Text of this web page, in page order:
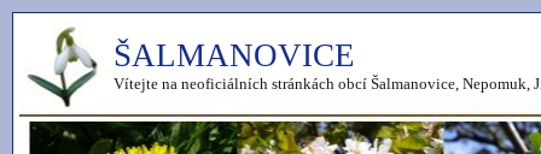
ŠALMANOVICE
Vítejte na neoficiálních stránkách obcí Šalmanovice, Nepomuk,